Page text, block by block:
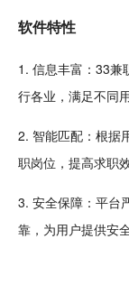
软件特性
1. 信息丰富：33兼
行各业，满足不同
2. 智能匹配：根据
职岗位，提高求职效
3. 安全保障：平台
靠，为用户提供安